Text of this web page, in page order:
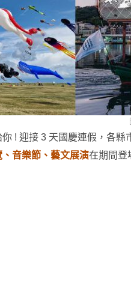
! 迎接 3 天國慶連假，各縣
、音樂節、藝文展演在期間登